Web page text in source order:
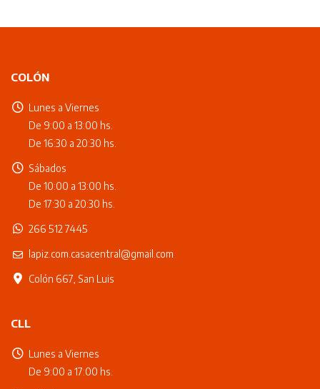
COLÓN
Lunes a Viernes
De 9:00 a 13:00 hs.
De 16:30 a 20:30 hs.
Sábados
De 10:00 a 13:00 hs.
De 17:30 a 20:30 hs.
266 512 7445
lapiz.com.casacentral@gmail.com
Colón 667, San Luis
CLL
Lunes a Viernes
De 9:00 a 17:00 hs.